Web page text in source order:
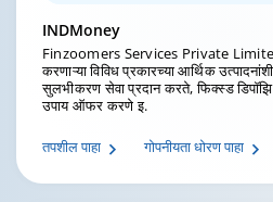
INDMoney
Finzoomers Services Private Limited
करणाऱ्या विविध प्रकारच्या आर्थिक
सुलभीकरण सेवा प्रदान करते, फिक्स्ड
उपाय ऑफर करणे इ.
तपशील पाहा गोपनीयता धोरण पाहा